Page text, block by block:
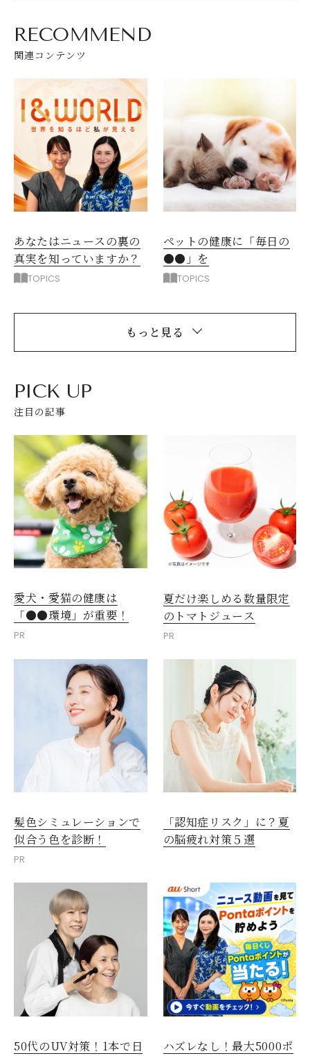
RECOMMEND
関連コンテンツ
あなたはニュースの裏の
真実を知っていますか？
TOPICS
ペットの健康に「毎日の
●●」を
TOPICS
もっと見る
PICK UP
注目の記事
愛犬・愛猫の健康は
「●●環境」が重要！
PR
夏だけ楽しめる数量限定
のトマトジュース
PR
髪色シミュレーションで
似合う色を診断！
PR
「認知症リスク」に？夏
の脳疲れ対策５選
50代のUV対策！1本で日
ハズレなし！最大5000ポ